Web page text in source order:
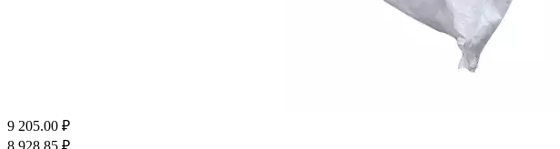
9 205.00 ₽
8 928.85 ₽